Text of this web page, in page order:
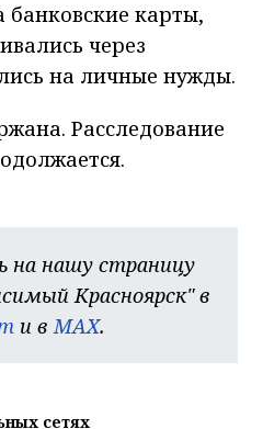
банковские карты,
через
на личные нужды.
Расследование
на нашу страницу
Красноярск" в
и вMAX.
сетях